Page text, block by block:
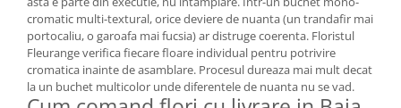
cromatic multi-textural, orice deviere de nuanta (un trandafir mai
portocaliu, o garoafa mai fucsia) ar distruge coerenta. Floristul
Fleurange verifica fiecare floare individual pentru potrivire
cromatica inainte de asamblare. Procesul dureaza mai mult decat
la un buchet multicolor unde diferentele de nuanta nu se vad.